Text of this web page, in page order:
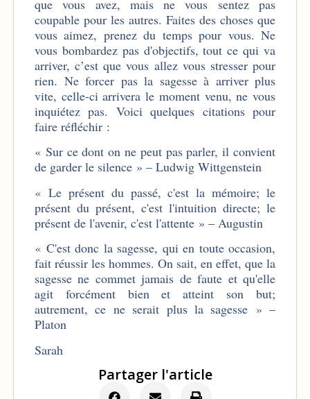
que vous avez, mais ne vous sentez pas
coupable pour les autres. Faites des choses que
vous aimez, prenez du temps pour vous. Ne
vous bombardez pas d'objectifs, tout ce qui va
arriver, c’est que vous allez vous stresser pour
rien. Ne forcer pas la sagesse à arriver plus
vite, celle-ci arrivera le moment venu, ne vous
inquiétez pas. Voici quelques citations pour
faire réfléchir :
« Sur ce dont on ne peut pas parler, il convient
de garder le silence » – Ludwig Wittgenstein
« Le présent du passé, c'est la mémoire; le
présent du présent, c'est l'intuition directe; le
présent de l'avenir, c'est l'attente » – Augustin
« C'est donc la sagesse, qui en toute occasion,
fait réussir les hommes. On sait, en effet, que la
sagesse ne commet jamais de faute et qu'elle
agit forcément bien et atteint son but;
autrement, ce ne serait plus la sagesse » –
Platon
Sarah
Partager l'article